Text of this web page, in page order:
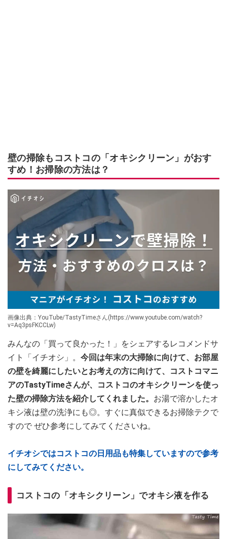
壁の掃除もコストコの「オキシクリーン」がおす
すめ！お掃除の方法は？
画像出典：YouTube/TastyTimeさん(https://www.youtube.com/watch?
v=Aq3psFKCCLw)
みんなの「買って良かった！」をシェアするレコメンドサ
イト「イチオシ」。 今回は年末の大掃除に向けて、お部屋
の壁を綺麗にしたいとお考えの方に向けて、コストコマニ
アのTastyTimeさんが、コストコのオキシクリーンを使っ
た壁の掃除方法を紹介してくれました。 お湯で溶かしたオ
キシ液は壁の洗浄にも◎。すぐに真似できるお掃除テクで
すので ぜひ参考にしてみてくださいね。
イチオシではコストコの日用品も特集していますので参考
にしてみてください。
コストコの「オキシクリーン」でオキシ液を作る